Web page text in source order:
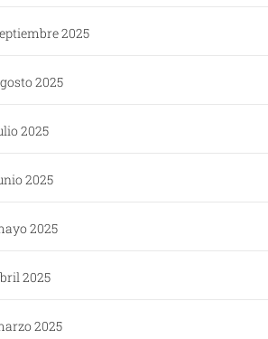
2025
2025
2025
2025
2025
2025
2025